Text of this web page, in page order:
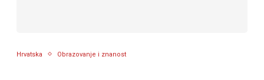
Hrvatska Obrazovanje i znanost